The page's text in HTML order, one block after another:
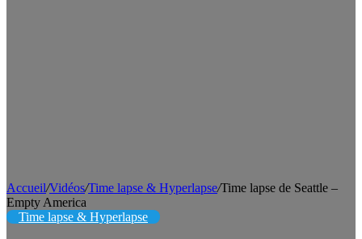
Accueil/Vidéos/Time lapse & Hyperlapse/Time lapse de Seattle –
Empty America
Time lapse & Hyperlapse